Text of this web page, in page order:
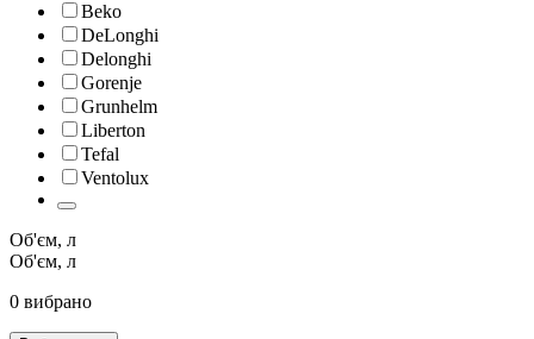
Beko
DeLonghi
Delonghi
Gorenje
Grunhelm
Liberton
Tefal
Ventolux
Об'єм, л
Об'єм, л
0 вибрано